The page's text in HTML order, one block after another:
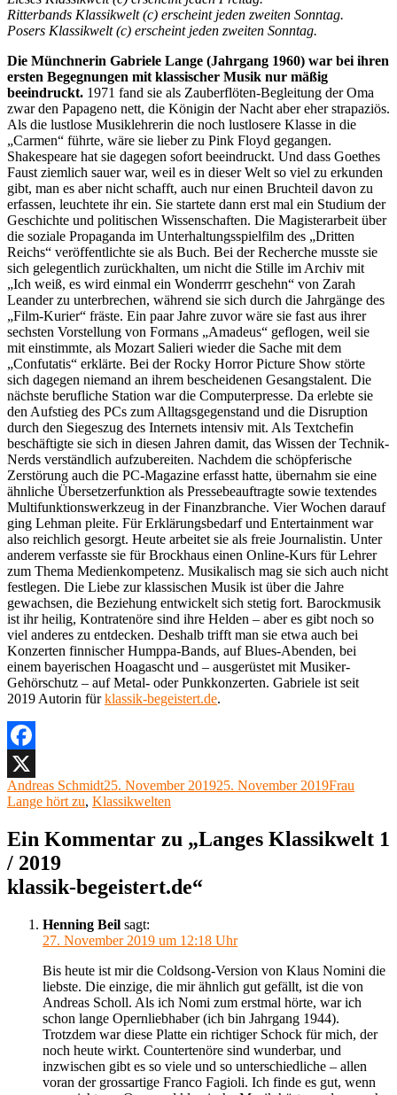
Ritterbands Klassikwelt (c) erscheint jeden zweiten Sonntag.
Posers Klassikwelt (c) erscheint jeden zweiten Sonntag.
Die Münchnerin Gabriele Lange (Jahrgang 1960) war bei ihren
ersten Begegnungen mit klassischer Musik nur mäßig
beeindruckt. 1971 fand sie als Zauberflöten-Begleitung der Oma
zwar den Papageno nett, die Königin der Nacht aber eher strapaziös.
Als die lustlose Musiklehrerin die noch lustlosere Klasse in die
„Carmen“ führte, wäre sie lieber zu Pink Floyd gegangen.
Shakespeare hat sie dagegen sofort beeindruckt. Und dass Goethes
Faust ziemlich sauer war, weil es in dieser Welt so viel zu erkunden
gibt, man es aber nicht schafft, auch nur einen Bruchteil davon zu
erfassen, leuchtete ihr ein. Sie startete dann erst mal ein Studium der
Geschichte und politischen Wissenschaften. Die Magisterarbeit über
die soziale Propaganda im Unterhaltungsspielfilm des „Dritten
Reichs“ veröffentlichte sie als Buch. Bei der Recherche musste sie
sich gelegentlich zurückhalten, um nicht die Stille im Archiv mit
„Ich weiß, es wird einmal ein Wonderrrr geschehn“ von Zarah
Leander zu unterbrechen, während sie sich durch die Jahrgänge des
„Film-Kurier“ fräste. Ein paar Jahre zuvor wäre sie fast aus ihrer
sechsten Vorstellung von Formans „Amadeus“ geflogen, weil sie
mit einstimmte, als Mozart Salieri wieder die Sache mit dem
„Confutatis“ erklärte. Bei der Rocky Horror Picture Show störte
sich dagegen niemand an ihrem bescheidenen Gesangstalent. Die
nächste berufliche Station war die Computerpresse. Da erlebte sie
den Aufstieg des PCs zum Alltagsgegenstand und die Disruption
durch den Siegeszug des Internets intensiv mit. Als Textchefin
beschäftigte sie sich in diesen Jahren damit, das Wissen der Technik-
Nerds verständlich aufzubereiten. Nachdem die schöpferische
Zerstörung auch die PC-Magazine erfasst hatte, übernahm sie eine
ähnliche Übersetzerfunktion als Pressebeauftragte sowie textendes
Multifunktionswerkzeug in der Finanzbranche. Vier Wochen darauf
ging Lehman pleite. Für Erklärungsbedarf und Entertainment war
also reichlich gesorgt. Heute arbeitet sie als freie Journalistin. Unter
anderem verfasste sie für Brockhaus einen Online-Kurs für Lehrer
zum Thema Medienkompetenz. Musikalisch mag sie sich auch nicht
festlegen. Die Liebe zur klassischen Musik ist über die Jahre
gewachsen, die Beziehung entwickelt sich stetig fort. Barockmusik
ist ihr heilig, Kontratenöre sind ihre Helden – aber es gibt noch so
viel anderes zu entdecken. Deshalb trifft man sie etwa auch bei
Konzerten finnischer Humppa-Bands, auf Blues-Abenden, bei
einem bayerischen Hoagascht und – ausgerüstet mit Musiker-
Gehörschutz – auf Metal- oder Punkkonzerten. Gabriele ist seit
2019 Autorin fürklassik-begeistert.de.
Facebook
X
Autor
Andreas SchmidtVeröffentlicht
am
25. November 201925. November 2019Kategorien
Frau
Lange hört zu, Klassikwelten
Ein Kommentar zu „Langes Klassikwelt 1
/ 2019
klassik-begeistert.de“
Henning Beil sagt:
27. November 2019 um 12:18 Uhr
Bis heute ist mir die Coldsong-Version von Klaus Nomini die
liebste. Die einzige, die mir ähnlich gut gefällt, ist die von
Andreas Scholl. Als ich Nomi zum erstmal hörte, war ich
schon lange Opernliebhaber (ich bin Jahrgang 1944).
Trotzdem war diese Platte ein richtiger Schock für mich, der
noch heute wirkt. Countertenöre sind wunderbar, und
inzwischen gibt es so viele und so unterschiedliche – allen
voran der grossartige Franco Fagioli. Ich finde es gut, wenn